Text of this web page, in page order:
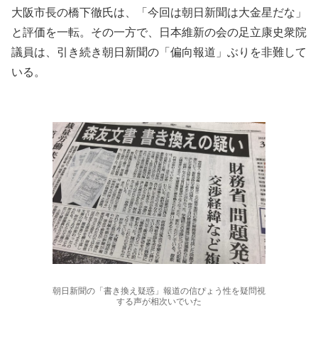
大阪市長の橋下徹氏は、「今回は朝日新聞は大金星だな」
と評価を一転。その一方で、日本維新の会の足立康史衆院
議員は、引き続き朝日新聞の「偏向報道」ぶりを非難して
いる。
朝日新聞の「書き換え疑惑」報道の信ぴょう性を疑問視
する声が相次いでいた